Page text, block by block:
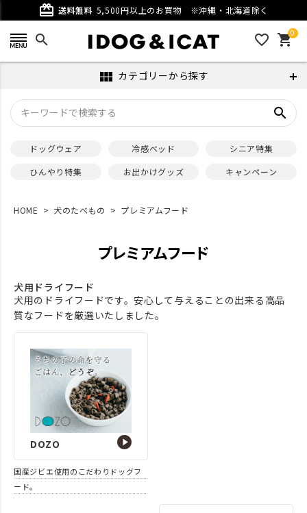
card_giftcard 送料無料 5,500円以上のお買物 ※沖縄・北海道除く
search favorite_outline 0
shopping_cart
view_module カテゴリーから探す
search
ドッグウェア 冷感ベッド
シニア特集
ひんやり特集
お出かけグッズ キャンペーン
HOME 犬のたべもの プレミアムフード
プレミアムフード
犬用ドライフード
犬用のドライフードです。安心して与えることの出来る高品
質なフードを厳選いたしました。
DOZO
国産ジビエ使用のこだわりドッグフ
ード。